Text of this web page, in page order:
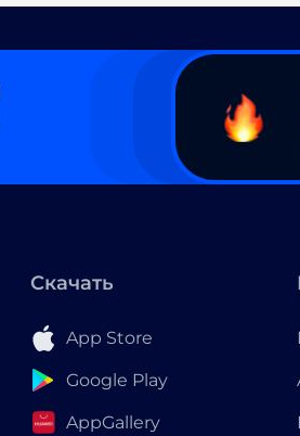
Скачать
App Store
Google Play
AppGallery